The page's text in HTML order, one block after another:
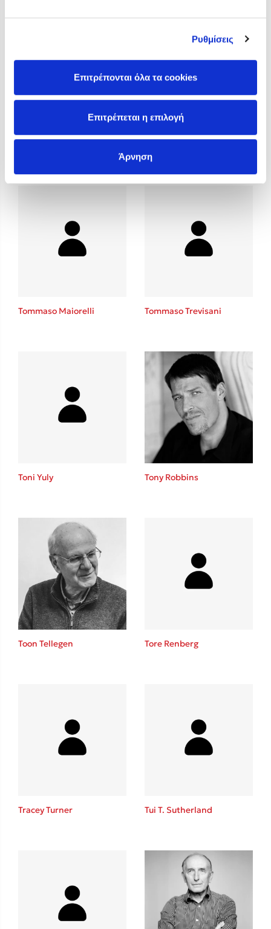
Ρυθμίσεις
Επιτρέπονται όλα τα cookies
Επιτρέπεται η επιλογή
Άρνηση
Ο Κώστας Κρομμύδας στο Παλαιοχώρι Καλαμπάκας
Ο Κώστας Κρομμύδας και η Μαρίνα Γιώτη στη Νικήτη
Ο Στέφανος Ξενάκης στη Χίο
Βιβλίου στο Πεδίον του Άρεως
Tommaso Maiorelli Tommaso Trevisani
Toni Yuly Tony Robbins
Toon Tellegen Tore Renberg
Tracey Turner Tui T. Sutherland